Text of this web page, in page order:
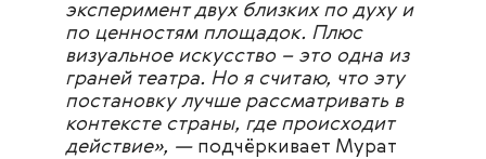
эксперимент двух близких по духу и
по ценностям площадок. Плюс
визуальное искусство – это одна из
граней театра. Но я считаю, что эту
постановку лучше рассматривать в
контексте страны, где происходит
действие», —подчёркивает Мурат